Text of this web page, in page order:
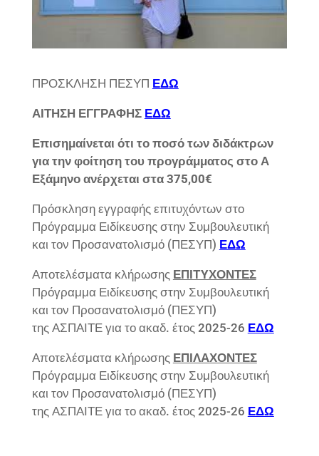
ΠΡΟΣΚΛΗΣΗ ΠΕΣΥΠ ΕΔΩ
ΑΙΤΗΣΗ ΕΓΓΡΑΦΗΣ ΕΔΩ
Επισημαίνεται ότι το ποσό των διδάκτρων
για την φοίτηση του προγράμματος στο Α
Εξάμηνο ανέρχεται στα 375,00€
Πρόσκληση εγγραφής επιτυχόντων στο
Πρόγραμμα Ειδίκευσης στην Συμβουλευτική
και τον Προσανατολισμό (ΠΕΣΥΠ) ΕΔΩ
Αποτελέσματα κλήρωσης ΕΠΙTYΧΟΝΤΕΣ
Πρόγραμμα Ειδίκευσης στην Συμβουλευτική
και τον Προσανατολισμό (ΠΕΣΥΠ)
της ΑΣΠΑΙΤΕ για το ακαδ. έτος 2025-26 ΕΔΩ
Αποτελέσματα κλήρωσης ΕΠΙΛΑΧΟΝΤΕΣ
Πρόγραμμα Ειδίκευσης στην Συμβουλευτική
και τον Προσανατολισμό (ΠΕΣΥΠ)
της ΑΣΠΑΙΤΕ για το ακαδ. έτος 2025-26 ΕΔΩ